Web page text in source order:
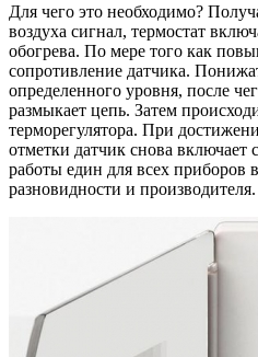
Для чего это необходимо?
воздуха сигнал, термостат
обогрева. По мере того как
сопротивление датчика.
определенного уровня, после
размыкает цепь. Затем
терморегулятора. При
отметки датчик снова включает
работы един для всех приборов
разновидности и производителя.